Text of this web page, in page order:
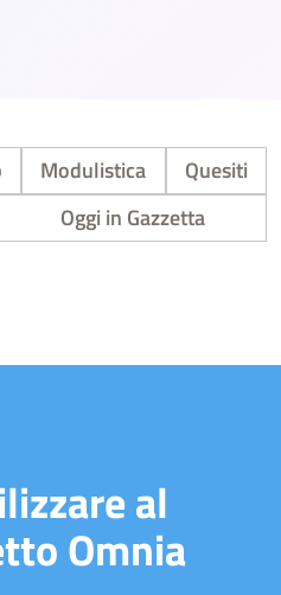
Modulistica
Quesiti
Oggi in Gazzetta
al
Omnia